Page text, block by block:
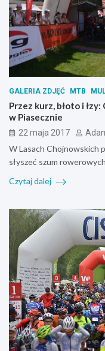
GALERIA ZDJĘĆ MTB
Przez kurz, błoto i
w Piasecznie
22 maja 2017
W Lasach Chojnowskich
słyszeć szum
Czytaj dalej